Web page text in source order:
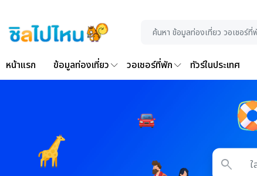
หน้าแรก ข้อมูลท่องเที่ยว วอเชอร์ที่พัก ทัวร์ในประเทศ
search